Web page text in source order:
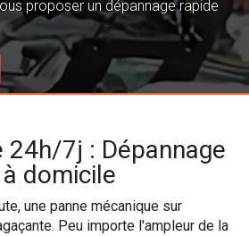
proposer un dépannage rapide
24h/7j : Dépannage
domicile
une panne mécanique sur
Peu importe l'ampleur de la